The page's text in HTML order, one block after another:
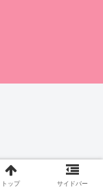
トップ サイドバー